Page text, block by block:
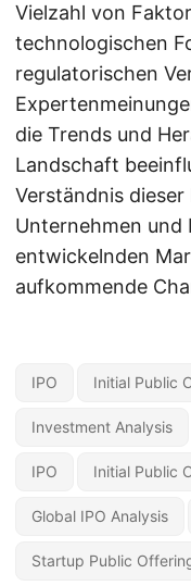
Vielzahl von
technologischen
regulatorischen
die Trends und
Landschaft
Verständnis
Unternehmen und
entwickelnden
aufkommende
IPO Initial Public
Investment Analysis
IPO Initial Public
Global IPO Analysis
Startup Public